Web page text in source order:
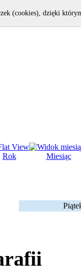
Rok Miesiąc
(cookies), dzięki